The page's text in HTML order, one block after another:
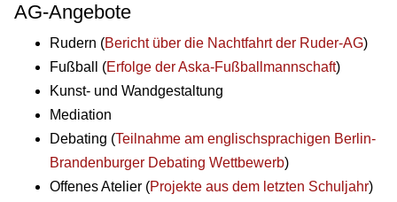
AG-Angebote
Rudern (Bericht über die Nachtfahrt der Ruder-AG)
Fußball (Erfolge der Aska-Fußballmannschaft)
Kunst- und Wandgestaltung
Mediation
Debating (Teilnahme am englischsprachigen Berlin-
Brandenburger Debating Wettbewerb)
Offenes Atelier (Projekte aus dem letzten Schuljahr)